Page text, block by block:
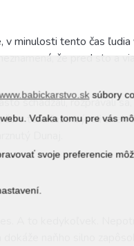
súbory
Vďaka tomu pre vás
svoje preferencie
minulosti tento čas
že pred sto a
schádzali, rozprávali
v tom čase bývali
Dunaj.
A to kedykoľvek.
a dokáže naňho silno